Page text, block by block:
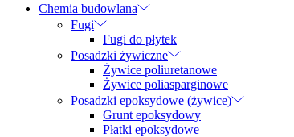
Chemia budowlana
Fugi
Fugi do płytek
Posadzki żywiczne
Żywice poliuretanowe
Żywice poliasparginowe
Posadzki epoksydowe (żywice)
Grunt epoksydowy
Płatki epoksydowe